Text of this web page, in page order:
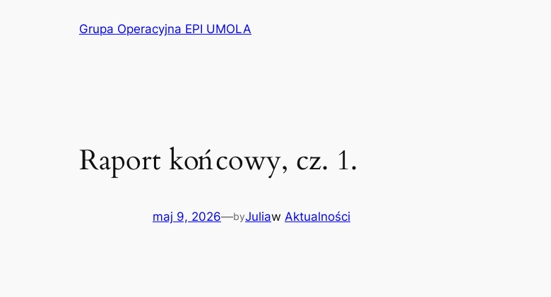
Grupa Operacyjna EPI UMOLA
Raport końcowy, cz. 1.
maj 9, 2026—byJuliaw Aktualności